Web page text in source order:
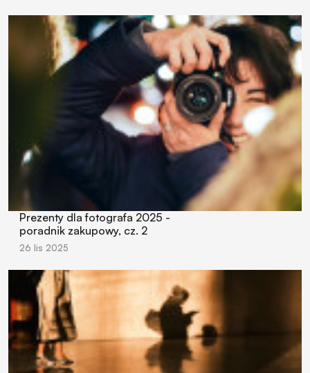
Prezenty dla fotografa 2025 -
poradnik zakupowy, cz. 2
26 lis 2025